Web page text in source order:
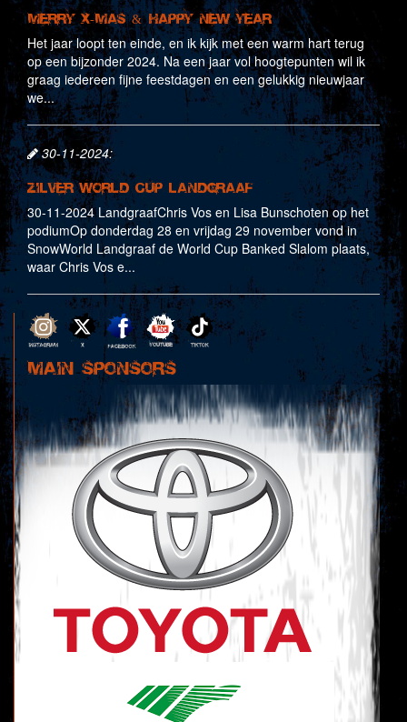
Merry X-Mas & Happy New Year
Het jaar loopt ten einde, en ik kijk met een warm hart terug
op een bijzonder 2024. Na een jaar vol hoogtepunten wil ik
graag iedereen fijne feestdagen en een gelukkig nieuwjaar
we...
30-11-2024:
Zilver World Cup Landgraaf
30-11-2024 LandgraafChris Vos en Lisa Bunschoten op het
podiumOp donderdag 28 en vrijdag 29 november vond in
SnowWorld Landgraaf de World Cup Banked Slalom plaats,
waar Chris Vos e...
MAIN SPONSORS